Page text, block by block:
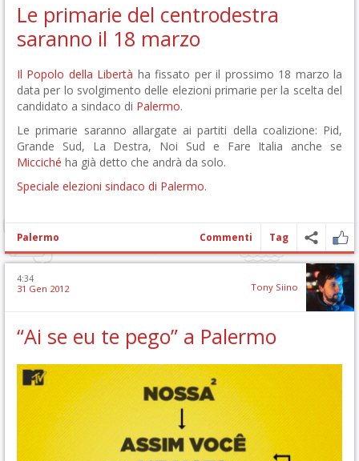
Le primarie del centrodestra
saranno il 18 marzo
Il Popolo della Libertà ha fissato per il prossimo 18 marzo la
data per lo svolgimento delle elezioni primarie per la scelta del
candidato a sindaco di Palermo.
Le primarie saranno allargate ai partiti della coalizione: Pid,
Grande Sud, La Destra, Noi Sud e Fare Italia anche se
Micciché ha già detto che andrà da solo.
Speciale elezioni sindaco di Palermo.
Palermo Commenti Tag
4:34
31 Gen 2012 Tony Siino
“Ai se eu te pego” a Palermo